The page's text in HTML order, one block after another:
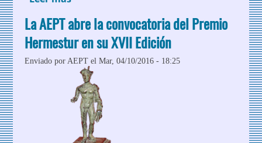
La AEPT abre la convocatoria del Premio
Hermestur en su XVII Edición
Enviado porAEPT el Mar, 04/10/2016 - 18:25